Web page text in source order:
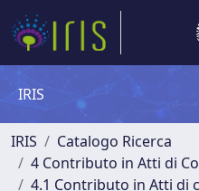
IRIS
IRIS
Catalogo Ricerca
4 Contributo in Atti di
4.1 Contributo in Atti di